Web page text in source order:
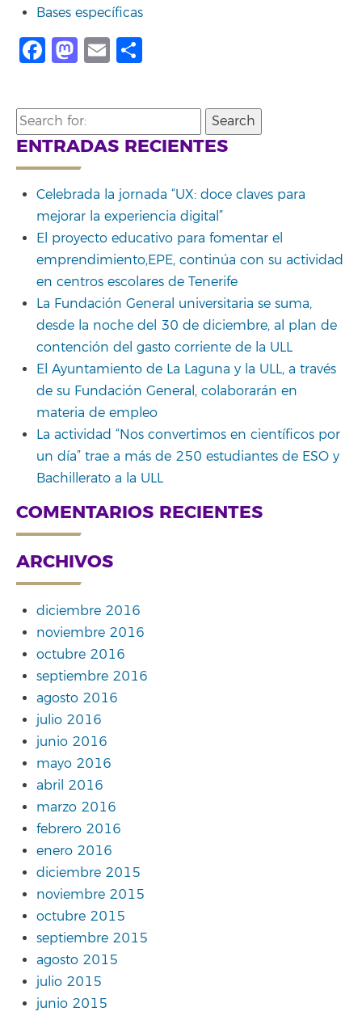
Bases específicas
Facebook
Mastodon
Email
Search
for:
ENTRADAS RECIENTES
Celebrada la jornada “UX: doce claves para
mejorar la experiencia digital”
El proyecto educativo para fomentar el
emprendimiento,EPE, continúa con su actividad
en centros escolares de Tenerife
La Fundación General universitaria se suma,
desde la noche del 30 de diciembre, al plan de
contención del gasto corriente de la ULL
El Ayuntamiento de La Laguna y la ULL, a través
de su Fundación General, colaborarán en
materia de empleo
La actividad “Nos convertimos en científicos por
un día” trae a más de 250 estudiantes de ESO y
Bachillerato a la ULL
COMENTARIOS RECIENTES
ARCHIVOS
diciembre 2016
noviembre 2016
octubre 2016
septiembre 2016
agosto 2016
julio 2016
junio 2016
mayo 2016
abril 2016
marzo 2016
febrero 2016
enero 2016
diciembre 2015
noviembre 2015
octubre 2015
septiembre 2015
agosto 2015
julio 2015
junio 2015